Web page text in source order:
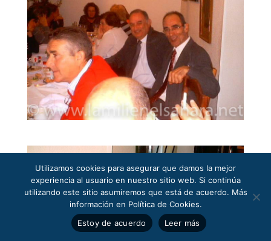
Utilizamos cookies para asegurar que damos la mejor
experiencia al usuario en nuestro sitio web. Si continúa
utilizando este sitio asumiremos que está de acuerdo. Más
información en Política de Cookies.
Estoy de acuerdo
Leer más